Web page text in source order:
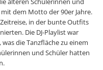
dem Motto der 90er Jahre.
in der bunte Outfits
Die DJ-Playlist war
die Tanzfläche zu einem
und Schüler hatten